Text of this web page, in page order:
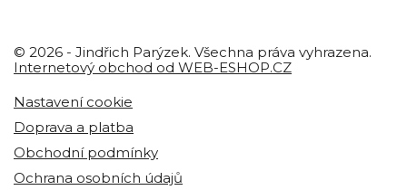
© 2026 - Jindřich Parýzek. Všechna práva vyhrazena.
Internetový obchod od WEB-ESHOP.CZ
Nastavení cookie
Doprava a platba
Obchodní podmínky
Ochrana osobních údajů